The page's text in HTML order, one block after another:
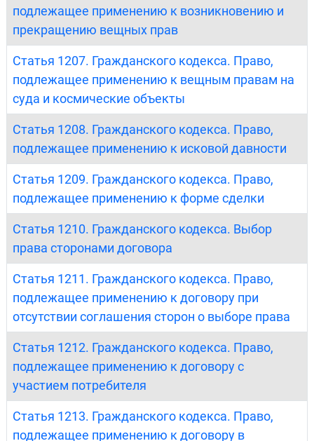
подлежащее применению к возникновению и
прекращению вещных прав
Статья 1207. Гражданского кодекса. Право,
подлежащее применению к вещным правам на
суда и космические объекты
Статья 1208. Гражданского кодекса. Право,
подлежащее применению к исковой давности
Статья 1209. Гражданского кодекса. Право,
подлежащее применению к форме сделки
Статья 1210. Гражданского кодекса. Выбор
права сторонами договора
Статья 1211. Гражданского кодекса. Право,
подлежащее применению к договору при
отсутствии соглашения сторон о выборе права
Статья 1212. Гражданского кодекса. Право,
подлежащее применению к договору с
участием потребителя
Статья 1213. Гражданского кодекса. Право,
подлежащее применению к договору в